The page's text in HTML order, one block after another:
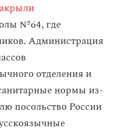
№64, где
Администрация
отделения и
нормы из-
посольство России